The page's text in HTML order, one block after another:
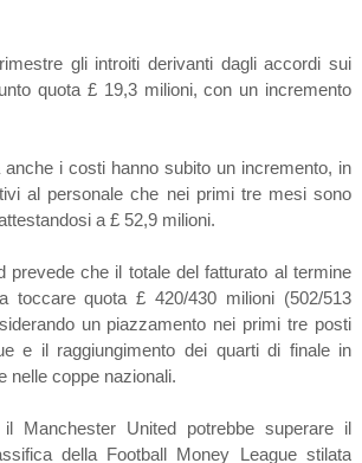
gli introiti derivanti dagli accordi sui
quota £ 19,3 milioni, con un incremento
i costi hanno subito un incremento, in
al personale che nei primi tre mesi sono
a £ 52,9 milioni.
prevede che il totale del fatturato al termine
toccare quota £ 420/430 milioni (502/513
un piazzamento nei primi tre posti
e il raggiungimento dei quarti di finale in
nelle coppe nazionali.
Manchester United potrebbe superare il
della Football Money League stilata